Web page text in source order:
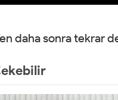
daha sonra tekrar